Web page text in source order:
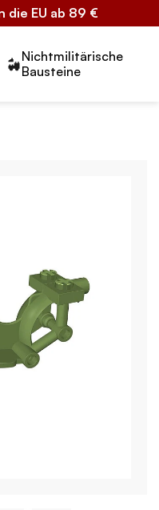
die EU ab 89 €
Nichtmilitärische
Bausteine